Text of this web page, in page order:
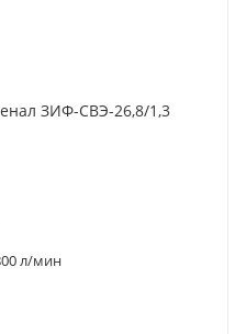
ЗИФ-СВЭ-26,8/1,3
л/мин